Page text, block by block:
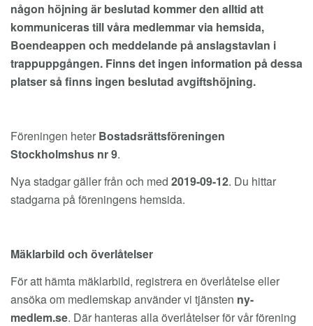
någon höjning är beslutad kommer den alltid att
kommuniceras till våra medlemmar via hemsida,
Boendeappen och meddelande på anslagstavlan i
trappuppgången. Finns det ingen information på dessa
platser så finns ingen beslutad avgiftshöjning.
Föreningen heter Bostadsrättsföreningen
Stockholmshus nr 9.
Nya stadgar gäller från och med 2019-09-12. Du hittar
stadgarna på föreningens hemsida.
Mäklarbild och överlåtelser
För att hämta mäklarbild, registrera en överlåtelse eller
ansöka om medlemskap använder vi tjänsten ny-
medlem.se. Där hanteras alla överlåtelser för vår förening